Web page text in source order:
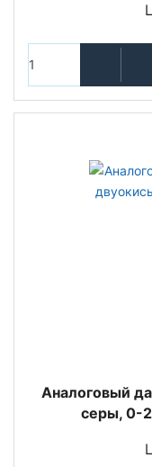
Аналоговый
серы, 0-